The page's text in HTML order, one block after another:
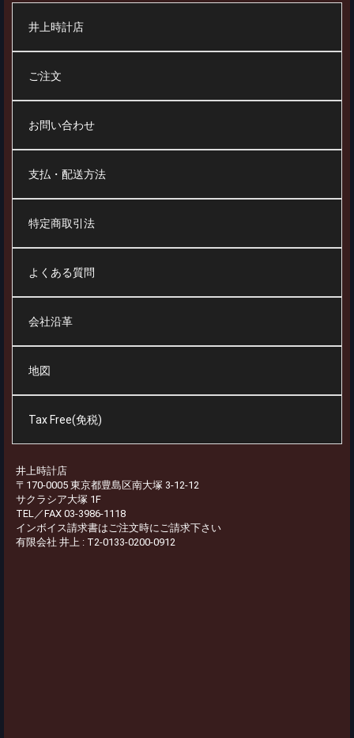
井上時計店
ご注文
お問い合わせ
支払・配送方法
特定商取引法
よくある質問
会社沿革
地図
Tax Free(免税)
井上時計店
〒170-0005 東京都豊島区南大塚 3-12-12
サクラシア大塚 1F
TEL／FAX 03-3986-1118
インボイス請求書はご注文時にご請求下さい
有限会社 井上 : T2-0133-0200-0912